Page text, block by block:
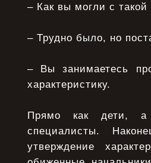
– Как вы могли с
– Трудно было, но
– Вы занимаетесь
характеристику.
Прямо как дети, а
специалисты.
утверждение